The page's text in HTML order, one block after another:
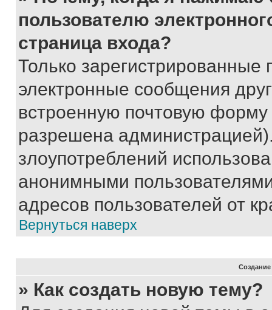
пользователю
страница входа?
Только зарегистрированные
электронные сообщения
встроенную почтовую
разрешена
злоупотреблений
анонимными
адресов пользователей от
Вернуться наверх
» Как создать новую тему?